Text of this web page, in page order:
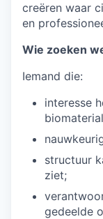
creëren waar
en
Wie zoeken
Iemand die:
interesse
structuur
ziet;
gedeelde